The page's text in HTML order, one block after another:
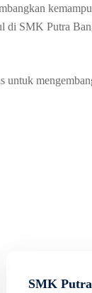
di SMK Putra
SMK